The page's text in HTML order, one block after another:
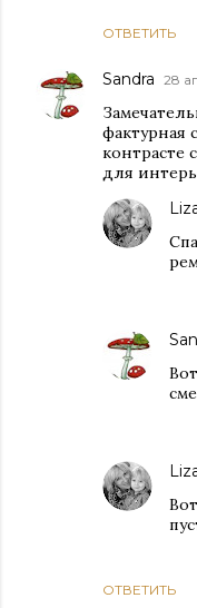
ОТВЕТИТЬ
Sandra 28
фактурная
контрасте
для
ОТВЕТИТЬ